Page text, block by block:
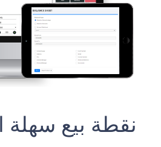
نقطة بيع سهلة